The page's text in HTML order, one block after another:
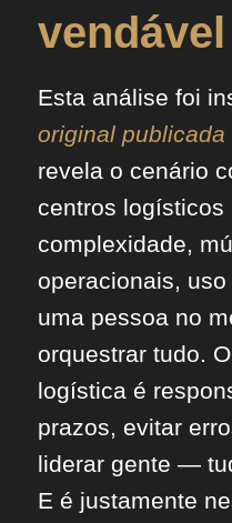
vendável
Esta análise foi
original publicada
revela o cenário
centros logísticos
complexidade,
operacionais,
uma pessoa no
orquestrar tudo.
logística é
prazos, evitar
liderar gente —
E é justamente